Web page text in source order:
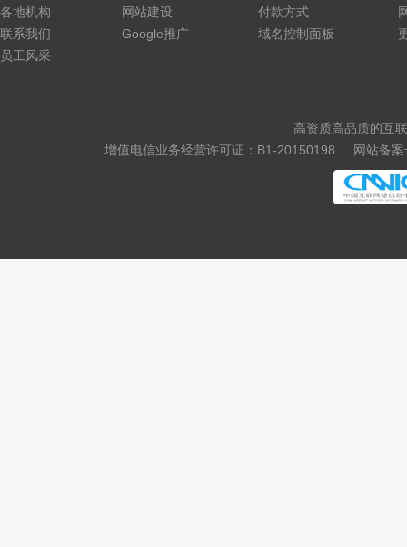
各地机构
联系我们
员工风采
网站建设
Google推广
付款方式
域名控制面板
高资质高品质的互
增值电信业务经营许可证：B1-20150198
网站备